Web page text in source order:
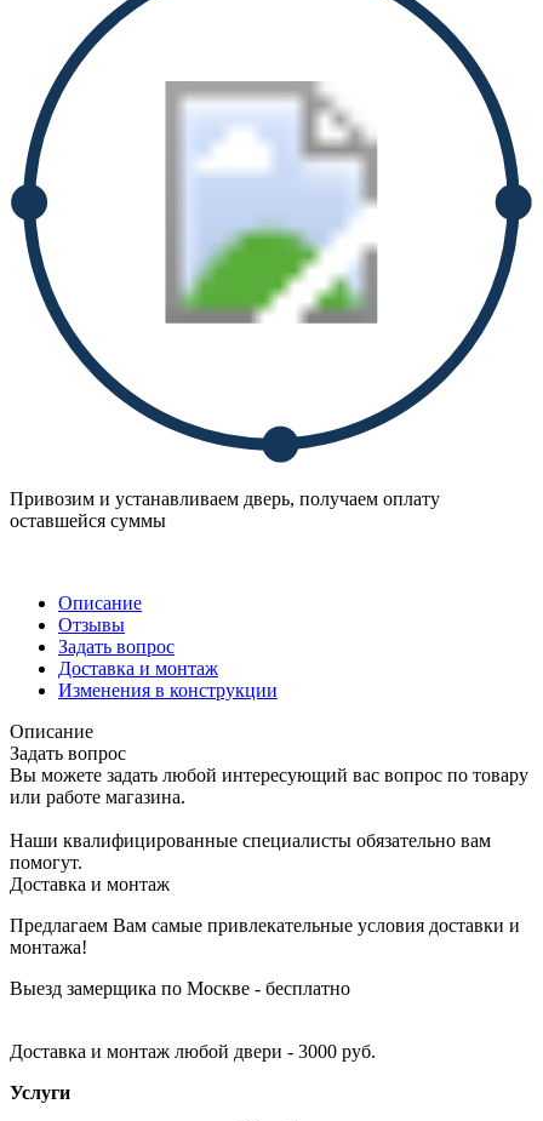
Привозим и устанавливаем дверь, получаем оплату
оставшейся суммы
Описание
Отзывы
Задать вопрос
Доставка и монтаж
Изменения в конструкции
Описание
Задать вопрос
Вы можете задать любой интересующий вас вопрос по товару
или работе магазина.
Наши квалифицированные специалисты обязательно вам
помогут.
Доставка и монтаж
Предлагаем Вам самые привлекательные условия доставки и
монтажа!
Выезд замерщика по Москве - бесплатно
Доставка и монтаж любой двери - 3000 руб.
Услуги